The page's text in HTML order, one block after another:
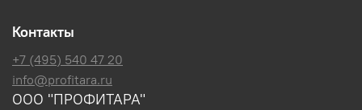
Контакты
+7 (495) 540 47 20
info@profitara.ru
ООО "ПРОФИТАРА"